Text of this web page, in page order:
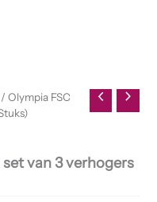
/ Olympia FSC
van 3 verhogers